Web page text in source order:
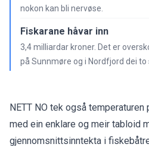
nokon kan bli nervøse.
Fiskarane håvar inn
3,4 milliardar kroner. Det er
på Sunnmøre og i Nordfjord dei to
NETT NO tek også
med ein enklare og meir tabloid
gjennomsnittsinntekta i